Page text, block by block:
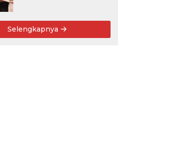
Selengkapnya